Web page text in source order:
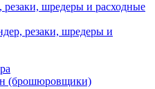
шредеры и расходные
резаки, шредеры и
(брошюровщики)